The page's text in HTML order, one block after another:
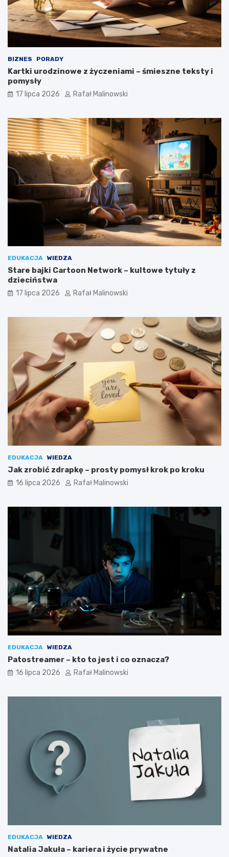
BIZNES PORADY
Kartki urodzinowe z życzeniami – śmieszne teksty i
pomysły
17 lipca 2026 Rafał Malinowski
EDUKACJA WIEDZA
Stare bajki Cartoon Network – kultowe tytuły z
dzieciństwa
17 lipca 2026 Rafał Malinowski
EDUKACJA WIEDZA
Jak zrobić zdrapkę – prosty pomysł krok po kroku
16 lipca 2026 Rafał Malinowski
EDUKACJA WIEDZA
Patostreamer – kto to jest i co oznacza?
16 lipca 2026 Rafał Malinowski
EDUKACJA WIEDZA
Natalia Jakuła – kariera i życie prywatne